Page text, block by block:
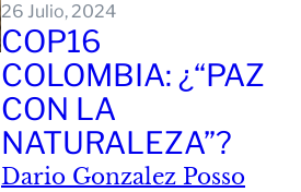
26 Julio, 2024
COP16
COLOMBIA: ¿“PAZ
CON LA
NATURALEZA”?
Dario Gonzalez Posso